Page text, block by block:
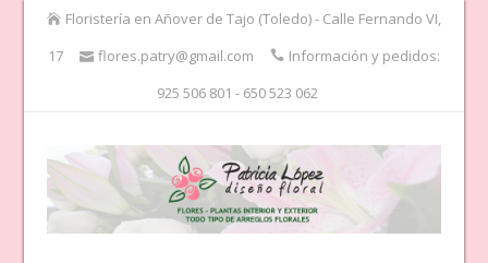
Floristería en Añover de Tajo (Toledo) - Calle Fernando VI,
17
flores.patry@gmail.com
Información y pedidos:
925 506 801 - 650 523 062